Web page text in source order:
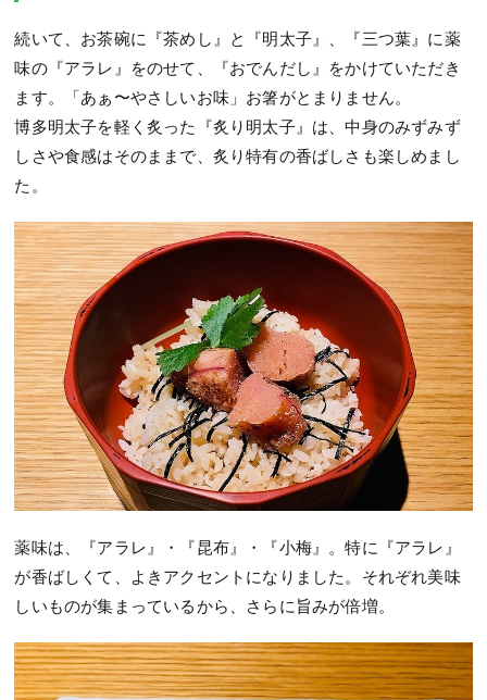
続いて、お茶碗に『茶めし』と『明太子』、『三つ葉』に薬
味の『アラレ』をのせて、『おでんだし』をかけていただき
ます。「あぁ〜やさしいお味」お箸がとまりません。
博多明太子を軽く炙った『炙り明太子』は、中身のみずみず
しさや食感はそのままで、炙り特有の香ばしさも楽しめまし
た。
薬味は、『アラレ』・『昆布』・『小梅』。特に『アラレ』
が香ばしくて、よきアクセントになりました。それぞれ美味
しいものが集まっているから、さらに旨みが倍増。